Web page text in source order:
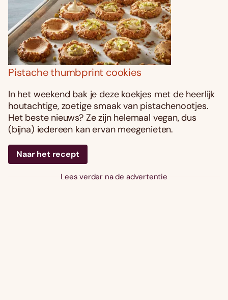
Pistache thumbprint cookies
In het weekend bak je deze koekjes met de heerlijk
houtachtige, zoetige smaak van pistachenootjes.
Het beste nieuws? Ze zijn helemaal vegan, dus
(bijna) iedereen kan ervan meegenieten.
Naar het recept
Lees verder na de advertentie